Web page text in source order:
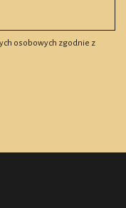
osobowych zgodnie z